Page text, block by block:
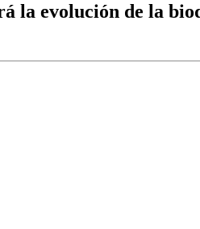
evolución de la